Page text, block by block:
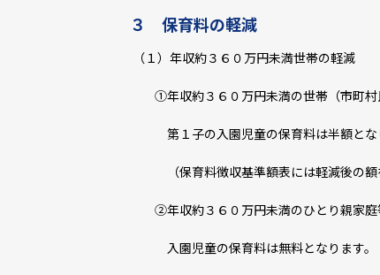
３ 保育料の軽減
（１）年収約３６０万円未満世帯の軽減
①年収約３６０万円未満の世帯（市町村
第１子の入園児童の保育料は半額とな
（保育料徴収基準額表には軽減後の額を
②年収約３６０万円未満のひとり親家庭
入園児童の保育料は無料となります。